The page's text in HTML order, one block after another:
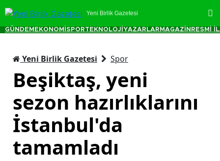
Yeni Birlik Gazetesi
GÜNDEM EKONOMİ SPORTEKNOLOJİ YAZARLAR MAGAZİN RESMİ
Yeni Birlik Gazetesi Spor
Beşiktaş, yeni
sezon hazırlıklarını
İstanbul'da
tamamladı